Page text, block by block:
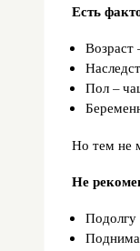
Есть
Возраст
Пол –
Но тем не
Не
Подолгу